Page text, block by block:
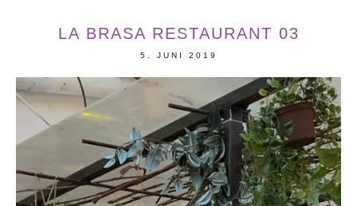
LA BRASA RESTAURANT 03
5. JUNI 2019